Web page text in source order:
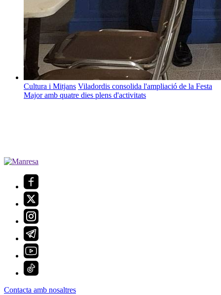
Cultura i Mitjans Viladordis consolida l'ampliació de la Festa
Major amb quatre dies plens d'activitats
Contacta amb nosaltres